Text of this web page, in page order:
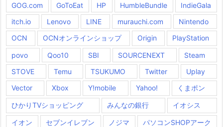
GOG.com GoToEat HP HumbleBundle
IndieGala
itch.io
Lenovo LINE murauchi.com
Nintendo
OCN
OCNオンラインショップ Origin PlayStation
povo Qoo10 SBI SOURCENEXT
Steam
STOVE
Temu TSUKUMO Twitter
Uplay
Vector
Xbox Y!mobile Yahoo! くまポン
ひかりTVショッピング みんなの銀行 イオシス
イオン セブンイレブン ノジマ パソコンSHOPアーク